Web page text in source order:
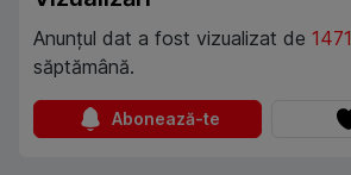
Anunțul dat a fost vizualizat de 1471
săptămână.
Abonează-te